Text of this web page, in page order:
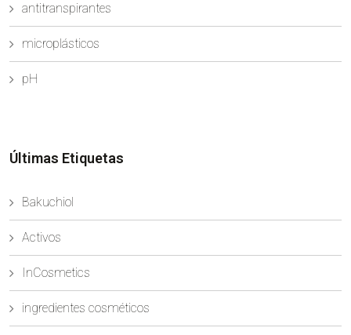
antitranspirantes
microplásticos
pH
Últimas Etiquetas
Bakuchiol
Activos
InCosmetics
ingredientes cosméticos